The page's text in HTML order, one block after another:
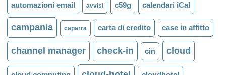
automazioni email avvisi c59g calendari iCal
campania caparra carta di credito case in affitto
channel manager check-in cin cloud